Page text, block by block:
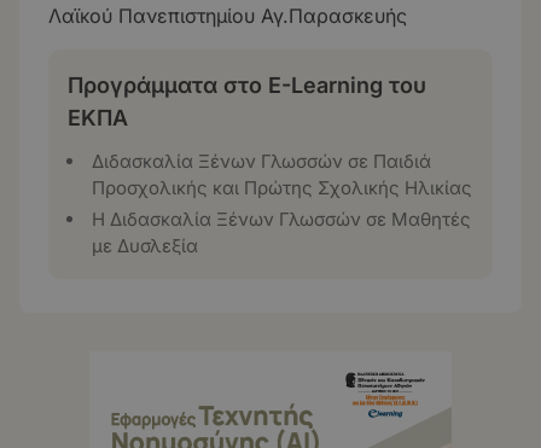
Λαϊκού Πανεπιστημίου Αγ.Παρασκευής
Προγράμματα στο E-Learning του
ΕΚΠΑ
Διδασκαλία Ξένων Γλωσσών σε Παιδιά
Προσχολικής και Πρώτης Σχολικής Ηλικίας
Η Διδασκαλία Ξένων Γλωσσών σε Μαθητές
με Δυσλεξία